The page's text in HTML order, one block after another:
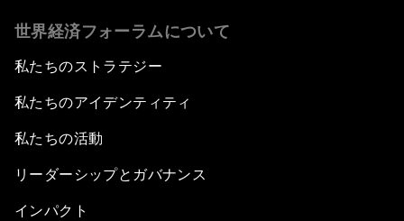
世界経済フォーラムについて
私たちのストラテジー
私たちのアイデンティティ
私たちの活動
リーダーシップとガバナンス
インパクト